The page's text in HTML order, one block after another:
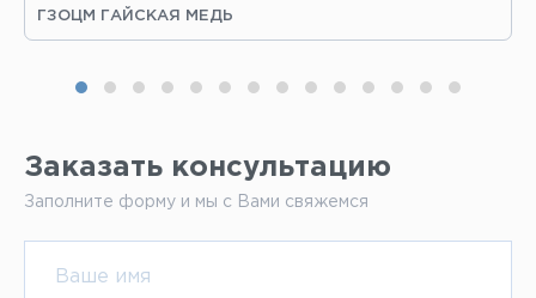
ГЗОЦМ ГАЙСКАЯ МЕДЬ
Заказать консультацию
Заполните форму и мы с Вами свяжемся